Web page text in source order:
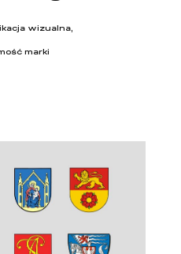
wizualna,
marki